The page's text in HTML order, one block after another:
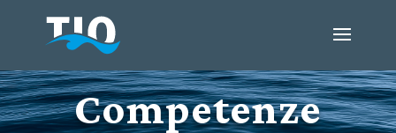
Competenze